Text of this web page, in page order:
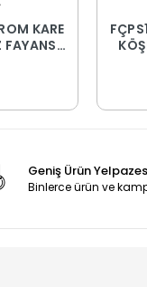
KARE
FAYANS
Geniş Ürün
Binlerce ürün ve